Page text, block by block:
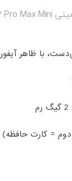
با ظاهر
= کارت حافظه)